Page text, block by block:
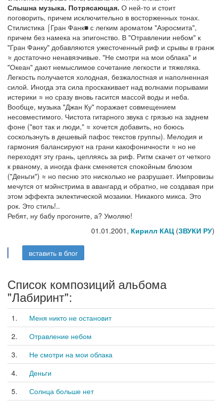
Слышна музыка. Потрясающая. О ней-то и стоит
поговорить, причем исключительно в восторженных тонах.
Стилистика ⌠Гран Фанк■ с легким ароматом "Аэросмита",
причем без намека на эпигонство. В "Отравлении небом" к
"Гран Фанку" добавляются ужесточенный риф и срывы в гранж
≈ достаточно ненавязчивые. "Не смотри на мои облака" и
"Океан" дают немыслимое сочетание легкости и тяжеляка.
Легкость получается холодная, безжалостная и наполненная
силой. Иногда эта сила проскакивает над волнами порывами
истерики ≈ но сразу вновь гасится массой воды и неба.
Вообще, музыка "Джан Ку" поражает совмещением
несовместимого. Чистота гитарного звука с грязью на заднем
фоне ("вот так и люди," ≈ хочется добавить, но боюсь
соскользнуть в дешевый пафос текстов группы). Мелодия и
гармония балансируют на грани какофоничности ≈ но не
переходят эту грань, цепляясь за риф. Ритм скачет от четкого
к рваному, а иногда фанк сменяется спокойным блюзом
("Деньги") ≈ но песню это нисколько не разрушает. Импровизы
мечутся от мэйнстрима в авангард и обратно, не создавая при
этом эффекта эклектической мозаики. Никакого микса. Это
рок. Это стиль!..
Ребят, ну бабу прогоните, а? Умоляю!
01.01.2001, Кирилл КАЦ(ЗВУКИ РУ)
вставить в блог
Список композиций альбома
"Лабиринт":
1.
Меня никто не остановит
2.
Отравление небом
3.
Не смотри на мои облака
4.
Деньги
5.
Солнца больше нет